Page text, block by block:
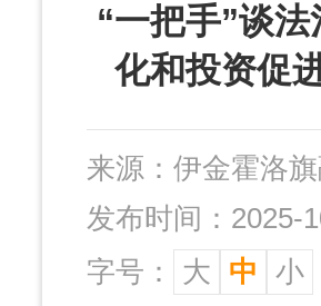
“一把手”谈
化和投资促
来源： 伊金霍洛
发布时间：2025-
字号：
大 中 小